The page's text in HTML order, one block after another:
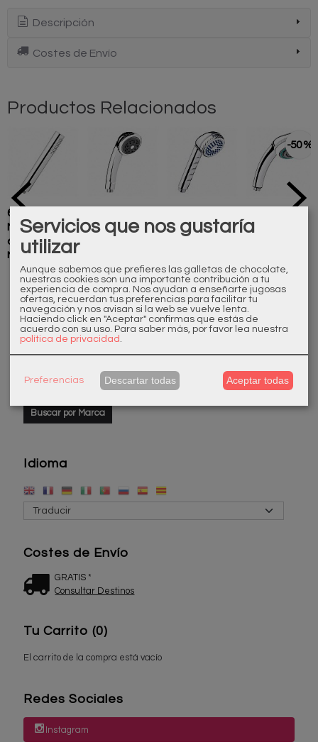
Marcas
Idioma
Costes de Envío
GRATIS *
Consultar Destinos
Tu Carrito (0)
El carrito de la compra está vacío
Redes Sociales
Instagram
Descripción
Costes de Envío
Productos Relacionados
600520110
Mango de
ducha
Minimalista
12,10 €
Mango de
Mango de
-50 %
Maneral 3
Servicios que nos gustaría
utilizar
Aunque sabemos que prefieres las galletas de chocolate,
nuestras cookies son una importante contribución a tu
experiencia de compra. Nos ayudan a enseñarte jugosas
ofertas, recuerdan tus preferencias para facilitar tu
navegación y nos avisan si la web se vuelve lenta.
Haciendo click en "Aceptar" confirmas que estás de
acuerdo con su uso. Para saber más, por favor lea nuestra
política de privacidad
Preferencias Descartar todas Aceptar todas